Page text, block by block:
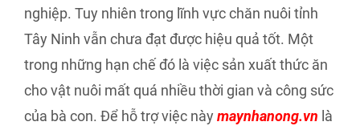
nghiệp. Tuy nhiên trong lĩnh vực chăn nuôi tỉnh
Tây Ninh vẫn chưa đạt được hiệu quả tốt. Một
trong những hạn chế đó là việc sản xuất thức ăn
cho vật nuôi mất quá nhiều thời gian và công sức
của bà con. Để hỗ trợ việc này maynhanong.vn là